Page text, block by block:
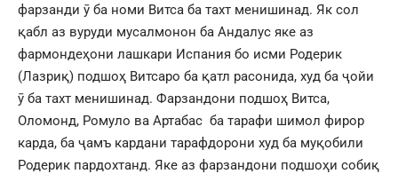
фарзанди ӯ ба номи Витса ба тахт менишинад. Як сол
қабл аз вуруди мусалмонон ба Андалус яке аз
фармондеҳони лашкари Испания бо исми Родерик
(Лазриқ) подшоҳ Витсаро ба қатл расонида, худ ба ҷойи
ӯ ба тахт менишинад. Фарзандони подшоҳ Витса,
Оломонд, Ромуло ва Артабас ба тарафи шимол фирор
карда, ба ҷамъ кардани тарафдорони худ ба муқобили
Родерик пардохтанд. Яке аз фарзандони подшоҳи собиқ